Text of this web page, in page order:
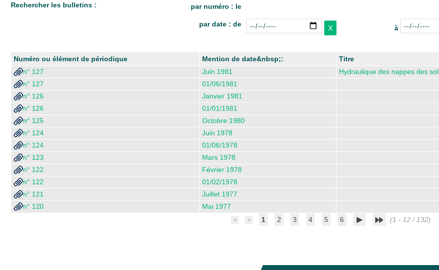
Rechercher les bulletins : par numéro : le
par date : de
à
Numéro ou élément de périodique Mention de date&nbsp;: Titre
n° 127
Juin 1981
Hydraulique des nappes des
n° 127
01/06/1981
n° 126
Janvier 1981
n° 126
01/01/1981
n° 125
Octobre 1980
n° 124
Juin 1978
n° 124
01/06/1978
n° 123
Mars 1978
n° 122
Février 1978
n° 122
01/02/1978
n° 121
Juillet 1977
n° 120
Mai 1977
1
2 3 4 5 6 (1 - 12 / 132)